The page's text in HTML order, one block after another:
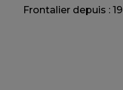
Frontalier depuis :